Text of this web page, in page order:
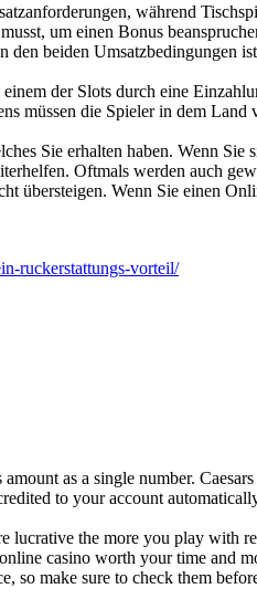
während
um einen Bonus
den beiden
der Slots durch eine
müssen die Spieler in dem
Sie erhalten haben. Wenn
Oftmals werden auch
übersteigen. Wenn Sie einen
ruckerstattungs-vorteil/
as a single number.
to your account
lucrative the more you play with
casino worth your time and
so make sure to check them